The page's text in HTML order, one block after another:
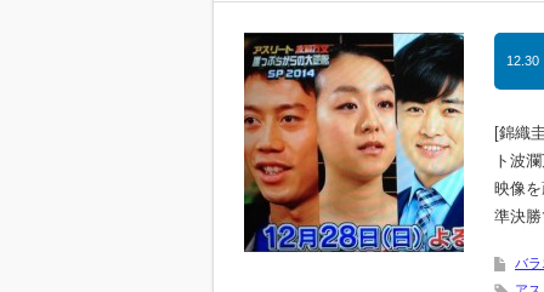
12.30
[錦織
ト波
映像
準決
バラ